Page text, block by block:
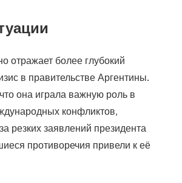
отражает более глубокий
в правительстве Аргентины.
она играла важную роль в
конфликтов,
резких заявлений президента
противоречия привели к её